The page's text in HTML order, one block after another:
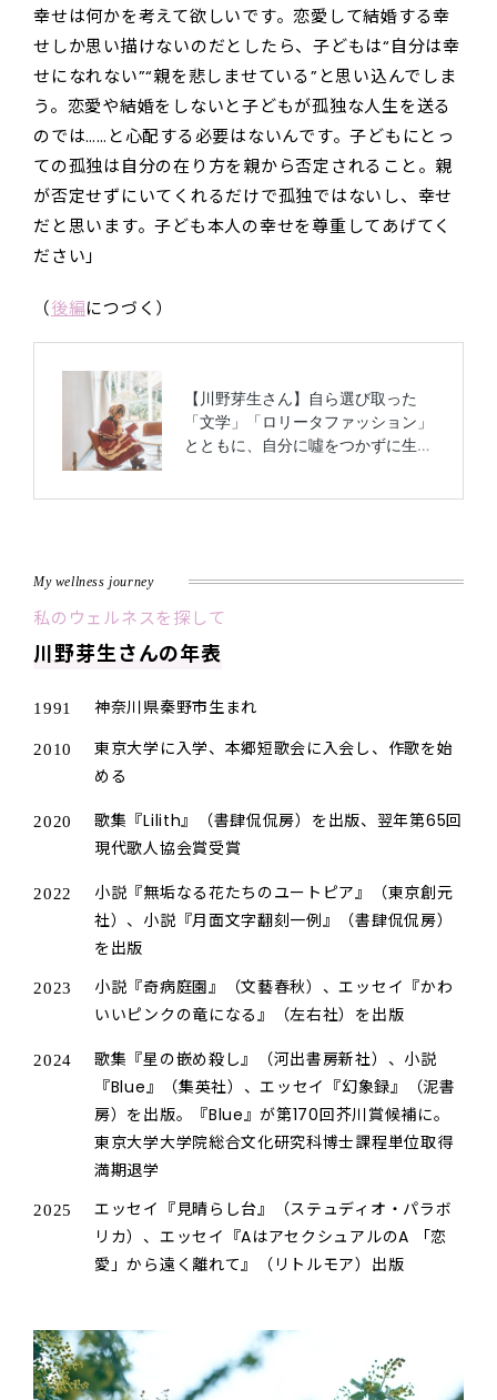
幸せは何かを考えて欲しいです。恋愛して結婚する幸
せしか思い描けないのだとしたら、子どもは“自分は幸
せになれない”“親を悲しませている”と思い込んでしま
う。恋愛や結婚をしないと子どもが孤独な人生を送る
のでは……と心配する必要はないんです。子どもにとっ
ての孤独は自分の在り方を親から否定されること。親
が否定せずにいてくれるだけで孤独ではないし、幸せ
だと思います。子ども本人の幸せを尊重してあげてく
ださい」
（後編につづく）
My wellness journey
私のウェルネスを探して
川野芽生さんの年表
1991 神奈川県秦野市生まれ
2010
東京大学に入学、本郷短歌会に入会し、作歌を始
める
2020
歌集『Lilith』（書肆侃侃房）を出版、翌年第65回
現代歌人協会賞受賞
2022
小説『無垢なる花たちのユートピア』（東京創元
社）、小説『月面文字翻刻一例』（書肆侃侃房）
を出版
2023
小説『奇病庭園』（文藝春秋）、エッセイ『かわ
いいピンクの竜になる』（左右社）を出版
2024
歌集『星の嵌め殺し』（河出書房新社）、小説
『Blue』（集英社）、エッセイ『幻象録』（泥書
房）を出版。『Blue』が第170回芥川賞候補に。
東京大学大学院総合文化研究科博士課程単位取得
満期退学
2025
エッセイ『見晴らし台』（ステュディオ・パラボ
リカ）、エッセイ『AはアセクシュアルのA 「恋
愛」から遠く離れて』（リトルモア）出版